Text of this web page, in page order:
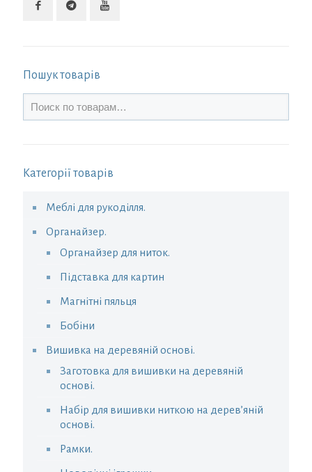
Пошук товарів
Категорії товарів
Меблі для рукоділля.
Органайзер.
Органайзер для ниток.
Підставка для картин
Магнітні пяльця
Бобіни
Вишивка на деревяній основі.
Заготовка для вишивки на деревяній
основі.
Набір для вишивки ниткою на дерев’яній
основі.
Рамки.